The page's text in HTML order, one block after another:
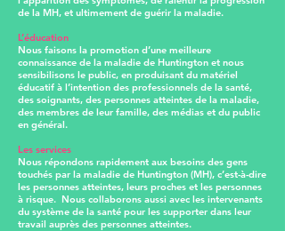
de la MH, et ultimement de guérir la maladie.
L’éducation
Nous faisons la promotion d’une meilleure
connaissance de la maladie de Huntington et nous
sensibilisons le public, en produisant du matériel
éducatif à l’intention des professionnels de la santé,
des soignants, des personnes atteintes de la maladie,
des membres de leur famille, des médias et du public
en général.
Les services
Nous répondons rapidement aux besoins des gens
touchés par la maladie de Huntington (MH), c’est-à-dire
les personnes atteintes, leurs proches et les personnes
à risque. Nous collaborons aussi avec les intervenants
du système de la santé pour les supporter dans leur
travail auprès des personnes atteintes.